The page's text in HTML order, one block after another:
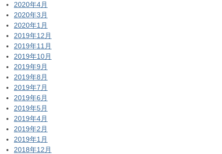
2020年4月
2020年3月
2020年1月
2019年12月
2019年11月
2019年10月
2019年9月
2019年8月
2019年7月
2019年6月
2019年5月
2019年4月
2019年2月
2019年1月
2018年12月